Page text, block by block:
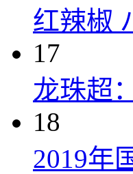
红辣椒
17
龙珠超
18
2019年